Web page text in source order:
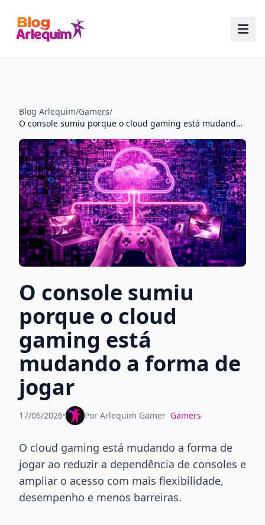
Blog Arlequim/Gamers/
O console sumiu porque o cloud gaming está mudando a forma de jogar
O console sumiu
porque o cloud
gaming está
mudando a forma de
jogar
17/06/2026• Por Arlequim Gamer Gamers
O cloud gaming está mudando a forma de
jogar ao reduzir a dependência de consoles e
ampliar o acesso com mais flexibilidade,
desempenho e menos barreiras.